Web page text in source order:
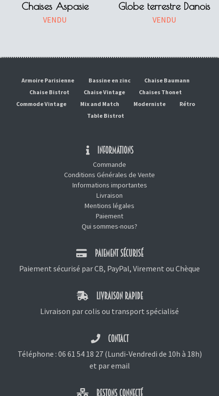
Chaises Aspasie
VENDU
Globe terrestre Danois
VENDU
Armoire Parisienne Bassine en zinc
Chaise Baumann
Chaise Bistrot
Chaise Vintage
Chaises Thonet
Commode Vintage
Mix and Match Moderniste
Rétro
Table Bistrot
INFORMATIONS
Commande
Conditions Générales de Vente
Informations importantes
Livraison
Mentions légales
Paiement
Qui sommes-nous?
PAIEMENT SÉCURISÉ
Paiement sécurisé par CB, PayPal, Virement ou Chèque
LIVRAISON RAPIDE
Livraison par colis ou transport spécialisé
CONTACT
Téléphone : 06 61 54 18 27(Lundi-Vendredi de 10h à 18h)
et par email
RESTONS CONNECTÉ